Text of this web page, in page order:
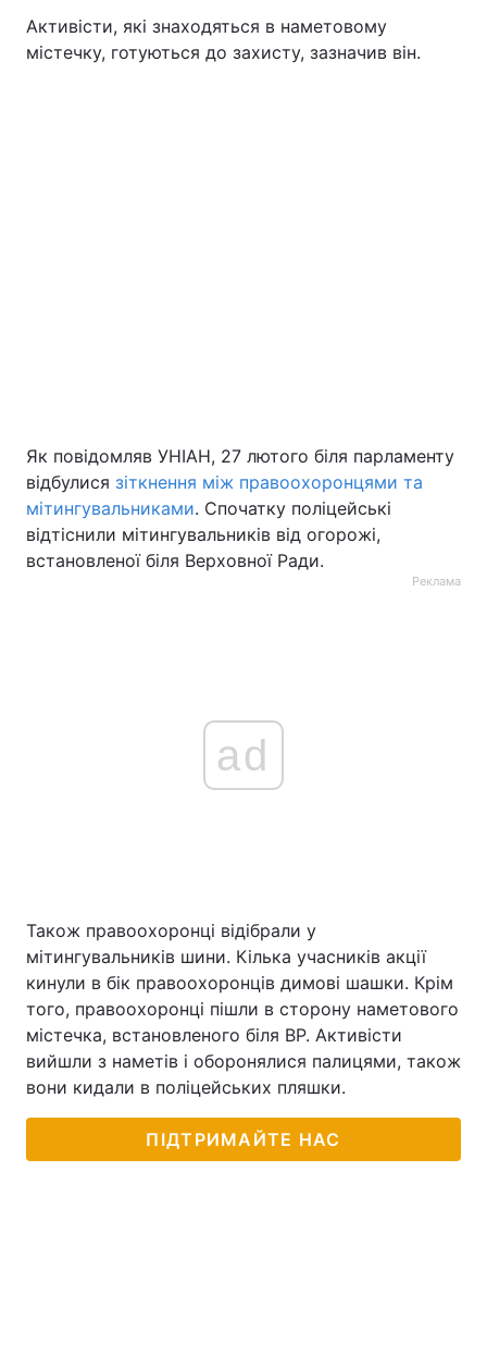
Активісти, які знаходяться в наметовому
містечку, готуються до захисту, зазначив він.
Як повідомляв УНІАН, 27 лютого біля парламенту
відбулися зіткнення між правоохоронцями та
мітингувальниками. Спочатку поліцейські
відтіснили мітингувальників від огорожі,
встановленої біля Верховної Ради.
Реклама
ad
Також правоохоронці відібрали у
мітингувальників шини. Кілька учасників акції
кинули в бік правоохоронців димові шашки. Крім
того, правоохоронці пішли в сторону наметового
містечка, встановленого біля ВР. Активісти
вийшли з наметів і оборонялися палицями, також
вони кидали в поліцейських пляшки.
ПІДТРИМАЙТЕ НАС